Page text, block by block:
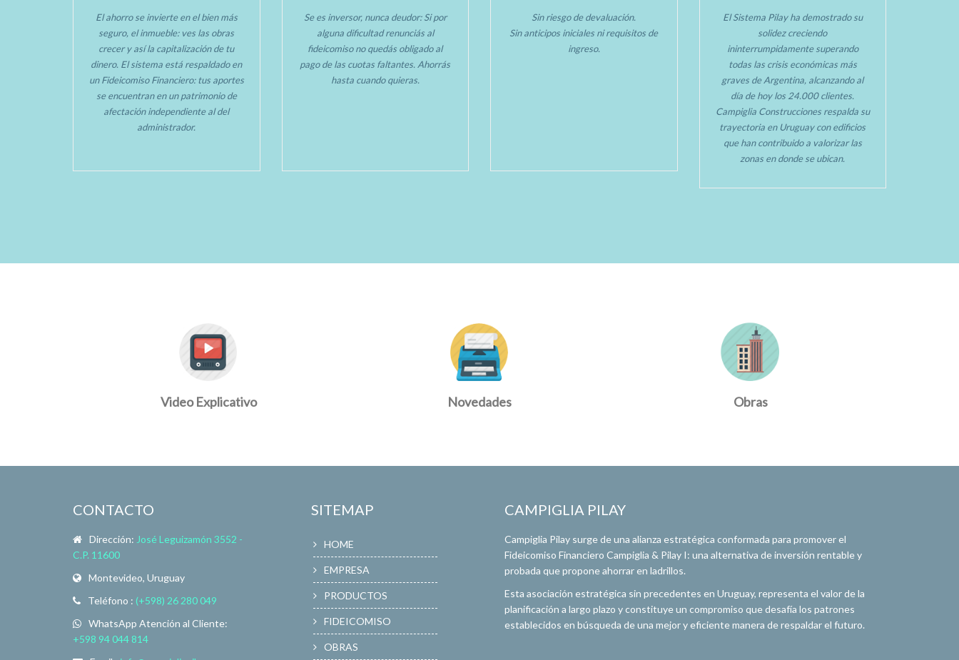
El ahorro se invierte en el bien más
seguro, el inmueble: ves las obras
crecer y así la capitalización de tu
dinero. El sistema está respaldado en
un Fideicomiso Financiero: tus aportes
se encuentran en un patrimonio de
afectación independiente al del
administrador.
Se es inversor, nunca deudor: Si por
alguna dificultad renunciás al
fideicomiso no quedás obligado al
pago de las cuotas faltantes. Ahorrás
hasta cuando quieras.
Sin riesgo de devaluación.
Sin anticipos iniciales ni requisitos de
ingreso.
El Sistema Pilay ha demostrado su
solidez creciendo
ininterrumpidamente superando
todas las crisis económicas más
graves de Argentina, alcanzando al
día de hoy los 24.000 clientes.
Campiglia Construcciones respalda su
trayectoria en Uruguay con edificios
que han contribuido a valorizar las
zonas en donde se ubican.
Video Explicativo Novedades Obras
CONTACTO
Dirección: José Leguizamón 3552 -
C.P. 11600
Montevideo, Uruguay
Teléfono : (+598) 26 280 049
WhatsApp Atención al Cliente:
+598 94 044 814
SITEMAP
HOME
EMPRESA
PRODUCTOS
FIDEICOMISO
OBRAS
CAMPIGLIA PILAY
Campiglia Pilay surge de una alianza estratégica conformada para promover el
Fideicomiso Financiero Campiglia & Pilay I: una alternativa de inversión rentable y
probada que propone ahorrar en ladrillos.
Esta asociación estratégica sin precedentes en Uruguay, representa el valor de la
planificación a largo plazo y constituye un compromiso que desafía los patrones
establecidos en búsqueda de una mejor y eficiente manera de respaldar el futuro.